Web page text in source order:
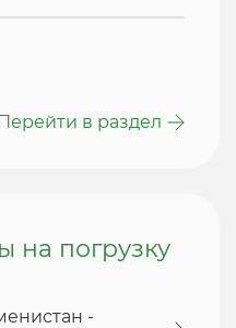
в раздел
на погрузку
-